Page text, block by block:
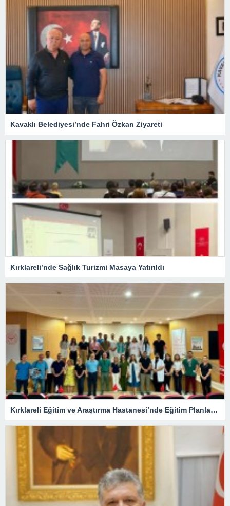
Kavaklı Belediyesi’nde Fahri Özkan Ziyareti
Kırklareli’nde Sağlık Turizmi Masaya Yatırıldı
Kırklareli Eğitim ve Araştırma Hastanesi’nde Eğitim Planlaması Masaya Yatırıldı